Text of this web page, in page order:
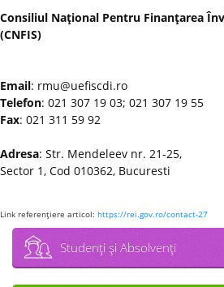
Consiliul Naţional Pentru Finanţarea
(CNFIS)
Email: rmu@uefiscdi.ro
Telefon: 021 307 19 03; 021 307 19 55
Fax: 021 311 59 92
Adresa: Str. Mendeleev nr. 21-25,
Sector 1, Cod 010362, Bucuresti
Link referenţiere articol: https://rei.gov.ro/contact-27
Studenţi şi Absolvenţi